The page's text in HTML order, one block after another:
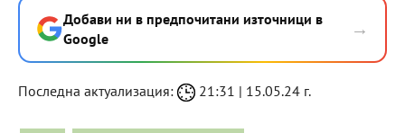
Добави ни в предпочитани източници в
Google
→
Последна актуализация: 21:31 | 15.05.24 г.